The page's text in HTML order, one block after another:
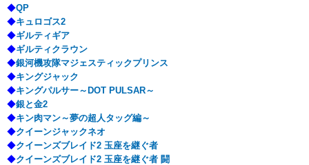
◆QP
◆キュロゴス2
◆ギルティギア
◆ギルティクラウン
◆銀河機攻隊マジェスティックプリンス
◆キングジャック
◆キングパルサー～DOT PULSAR～
◆銀と金2
◆キン肉マン～夢の超人タッグ編～
◆クイーンジャックネオ
◆クイーンズブレイド2 玉座を継ぐ者
◆クイーンズブレイド2 玉座を継ぐ者 闘